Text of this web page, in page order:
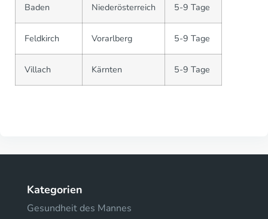
Baden Niederösterreich 5-9 Tage
Feldkirch Vorarlberg 5-9 Tage
Villach Kärnten 5-9 Tage
Kategorien
Gesundheit des Mannes